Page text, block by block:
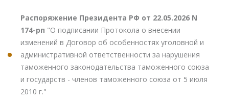
Распоряжение Президента РФ от 22.05.2026 N
174-рп "О подписании Протокола о внесении
изменений в Договор об особенностях уголовной и
административной ответственности за нарушения
таможенного законодательства таможенного союза
и государств - членов таможенного союза от 5 июля
2010 г."